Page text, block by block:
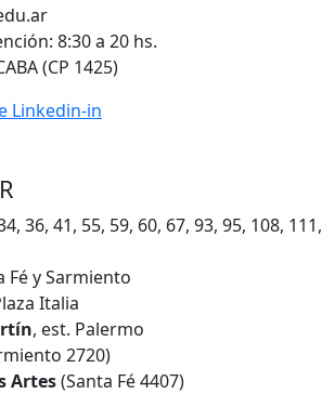
8:30 a 20 hs.
(CP 1425)
Linkedin-in
36, 41, 55, 59, 60, 67, 93, 95, 108, 111,
Fé y Sarmiento
Italia
, est. Palermo
2720)
Artes(Santa Fé 4407)